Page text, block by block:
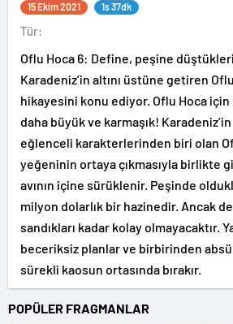
15 Ekim 2021 1s 37dk
Tür:
Oflu Hoca 6: Define, peşine
Karadeniz’in altını üstüne getiren
hikayesini konu ediyor. Oflu Hoca
daha büyük ve karmaşık!
eğlenceli karakterlerinden biri olan
yeğeninin ortaya çıkmasıyla birlikte
avının içine sürüklenir. Peşinde
milyon dolarlık bir hazinedir. Ancak
sandıkları kadar kolay olmayacaktır.
beceriksiz planlar ve birbirinden
sürekli kaosun ortasında bırakır.
POPÜLER FRAGMANLAR